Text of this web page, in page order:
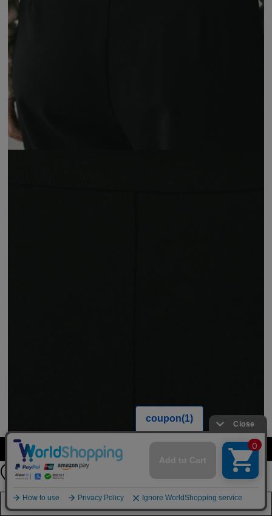
カラー・サイズを選択する
店舗在庫を見る
【期間限定】
新規会員登録キャンペーン開催！
8月31日（月）23：59まで
詳しくは
こちら